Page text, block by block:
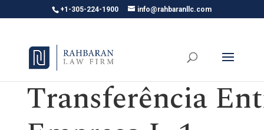
+1-305-224-1900 info@rahbaranllc.com
Transferência